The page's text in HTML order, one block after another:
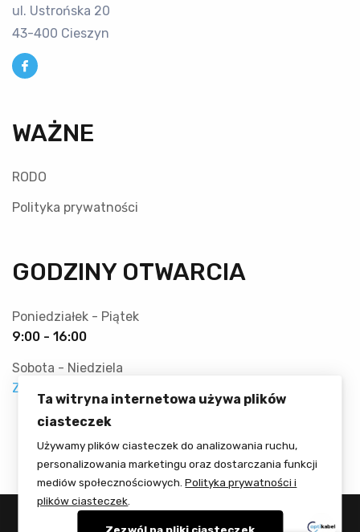
ul. Ustrońska 20
43-400 Cieszyn
WAŻNE
RODO
Polityka prywatności
GODZINY OTWARCIA
Poniedziałek - Piątek
9:00 - 16:00
Sobota - Niedziela
Zamknięte
Ta witryna internetowa używa plików
ciasteczek
Używamy plików ciasteczek do analizowania ruchu,
personalizowania marketingu oraz dostarczania funkcji
mediów społecznościowych.Polityka prywatności i
plików ciasteczek